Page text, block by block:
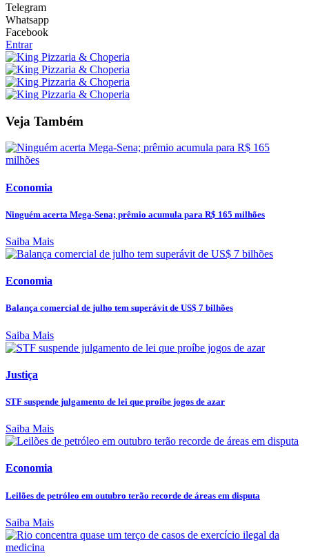
Telegram
Whatsapp
Facebook
Entrar
Veja Também
Economia
Ninguém acerta Mega-Sena; prêmio acumula para R$ 165 milhões
Saiba Mais
Economia
Balança comercial de julho tem superávit de US$ 7 bilhões
Saiba Mais
Justiça
STF suspende julgamento de lei que proíbe jogos de azar
Saiba Mais
Economia
Leilões de petróleo em outubro terão recorde de áreas em disputa
Saiba Mais